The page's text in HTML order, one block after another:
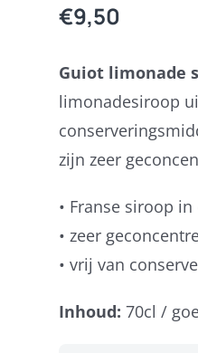
€9,50
Guiot limonade
limonadesiroop
zijn zeer
• Franse siroop
• zeer
• vrij van
Inhoud:70cl /